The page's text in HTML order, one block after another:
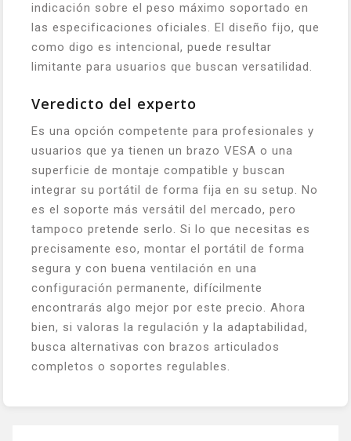
indicación sobre el peso máximo soportado en
las especificaciones oficiales. El diseño fijo, que
como digo es intencional, puede resultar
limitante para usuarios que buscan versatilidad.
Veredicto del experto
Es una opción competente para profesionales y
usuarios que ya tienen un brazo VESA o una
superficie de montaje compatible y buscan
integrar su portátil de forma fija en su setup. No
es el soporte más versátil del mercado, pero
tampoco pretende serlo. Si lo que necesitas es
precisamente eso, montar el portátil de forma
segura y con buena ventilación en una
configuración permanente, difícilmente
encontrarás algo mejor por este precio. Ahora
bien, si valoras la regulación y la adaptabilidad,
busca alternativas con brazos articulados
completos o soportes regulables.